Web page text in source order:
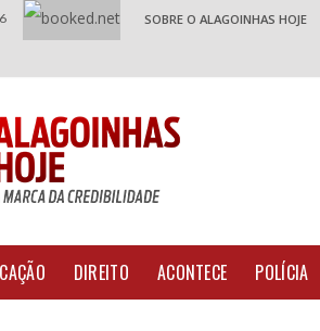
SOBRE O ALAGOINHAS HOJE
DIREITO ACONTECE POLÍCIA